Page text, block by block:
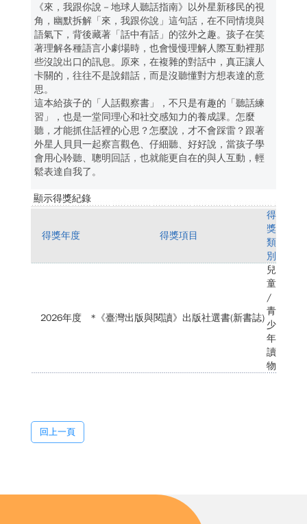
《來，我跟你說－地球人聽話指南》以外星新移民的視
角，幽默拆解「來，我跟你說」這句話，在不同情境與
語氣下，背後藏著「話中有話」的弦外之趣。孩子在笑
著理解各種語言小劇場時，也會慢慢理解人際互動裡那
些沒說出口的訊息。原來，在複雜的對話中，真正讓人
卡關的，往往不是說錯話，而是沒聽懂對方想表達的意
思。
這本給孩子的「人話觀察書」，不只是有趣的「聽話練
習」，也是一堂同理心和社交感知力的養成課。怎麼
聽，才能抓住話裡的心思？怎麼說，才不會踩雷？跟著
外星人貝貝一起察言觀色、仔細聽、好好說，當孩子學
會用心聆聽、聰明回話，也就能更自在的與人互動，輕
鬆表達自我了。
顯示得獎紀錄
得獎年度 得獎項目
得
獎
類
別
2026年度 *《臺灣出版與閱讀》出版社選書(新書誌)
兒
童
/
青
少
年
讀
物
回上一頁